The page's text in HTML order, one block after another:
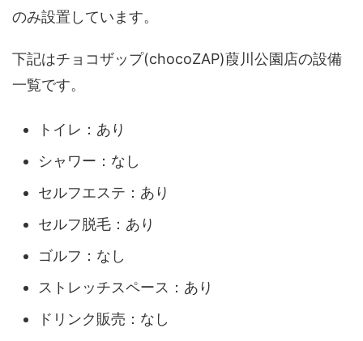
のみ設置しています。
下記はチョコザップ(chocoZAP)葭川公園店の設備
一覧です。
トイレ：あり
シャワー：なし
セルフエステ：あり
セルフ脱毛：あり
ゴルフ：なし
ストレッチスペース：あり
ドリンク販売：なし